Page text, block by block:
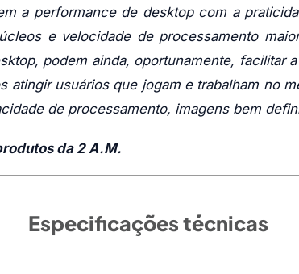
a performance de desktop com a
e velocidade de processamento
podem ainda, oportunamente, facilitar
atingir usuários que jogam e trabalham no
de processamento, imagens bem
da 2 A.M.
Especificações técnicas